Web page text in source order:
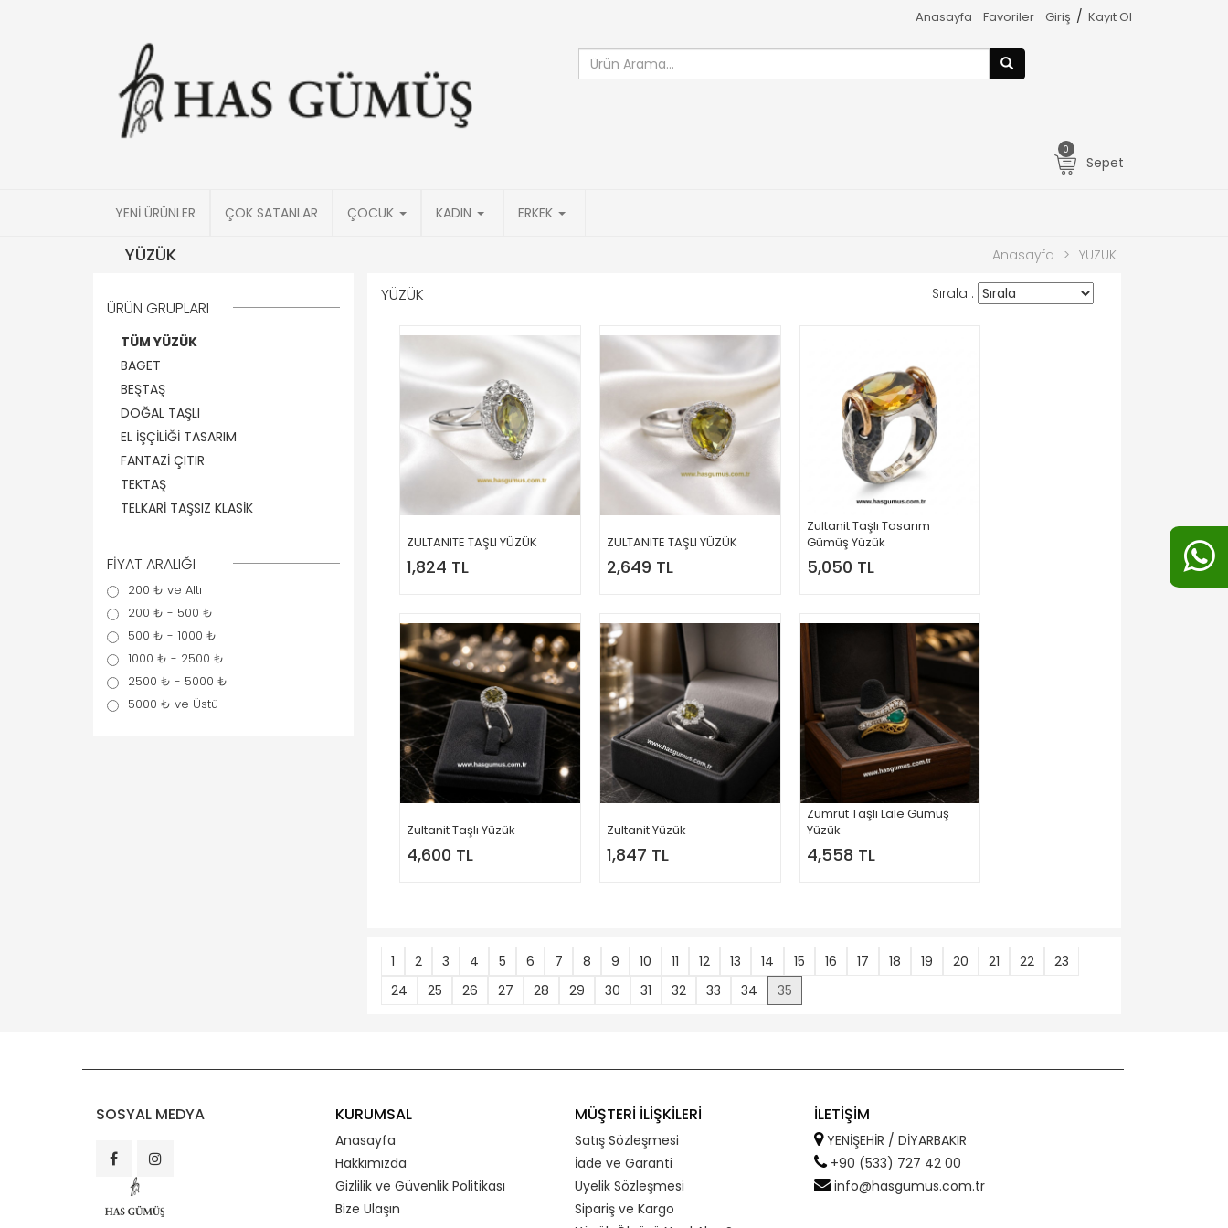
Giriş / Kayıt Ol
Favoriler
Anasayfa
0
Sepet
YENİ ÜRÜNLER ÇOK SATANLAR ÇOCUK KADIN ERKEK
YÜZÜK Anasayfa > YÜZÜK
ÜRÜN GRUPLARI
TÜM YÜZÜK
BAGET
BEŞTAŞ
DOĞAL TAŞLI
EL İŞÇİLİĞİ TASARIM
FANTAZİ ÇITIR
TEKTAŞ
TELKARİ TAŞSIZ KLASİK
FİYAT ARALIĞI
200 ₺ ve Altı
200 ₺ - 500 ₺
500 ₺ - 1000 ₺
1000 ₺ - 2500 ₺
2500 ₺ - 5000 ₺
5000 ₺ ve Üstü
YÜZÜK Sırala :
ZULTANITE TAŞLI YÜZÜK
1,824 TL
ZULTANITE TAŞLI YÜZÜK
2,649 TL
Zultanit Taşlı Tasarım
Gümüş Yüzük
5,050 TL
Zultanit Taşlı Yüzük
4,600 TL
Zultanit Yüzük
1,847 TL
Zümrüt Taşlı Lale Gümüş
Yüzük
4,558 TL
1 2 3 4 5 6 7 8 9 10 11 12 13 14 15 16 17 18 19 20 21 22
23
24
25 26 27 28 29 30 31 32 33 34 35
SOSYAL MEDYA KURUMSAL
Anasayfa
Hakkımızda
Gizlilik ve Güvenlik Politikası
Bize Ulaşın
MÜŞTERİ İLİŞKİLERİ
Satış Sözleşmesi
İade ve Garanti
Üyelik Sözleşmesi
Sipariş ve Kargo
İLETİŞİM
YENİŞEHİR / DİYARBAKIR
+90 (533) 727 42 00
info@hasgumus.com.tr